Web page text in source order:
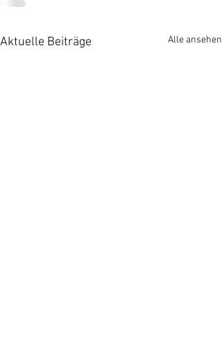
Aktuelle Beiträge Alle ansehen